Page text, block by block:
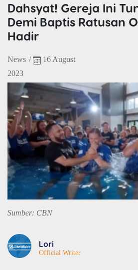
Dahsyat! Gereja Ini
Demi Baptis Ratusan
Hadir
News /
16 August
2023
Sumber: CBN
Lori
Official Writer